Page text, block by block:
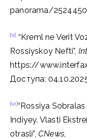
panorama/
[v] “Kreml ne Verit
Rossiyskoy Nefti”,
https://
Доступа:
[vi]“Rossiya
Indiyey. Vlasti
otrasli”,CNews,